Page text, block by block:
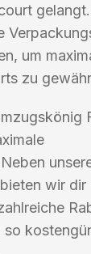
um
zu
wir dir
so